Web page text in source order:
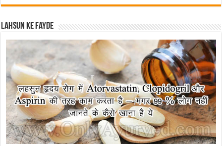
Lahsun ke fayde